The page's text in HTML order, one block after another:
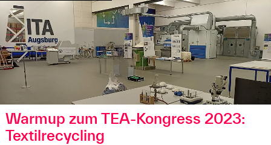
Warmup zum TEA-Kongress 2023:
Textilrecycling